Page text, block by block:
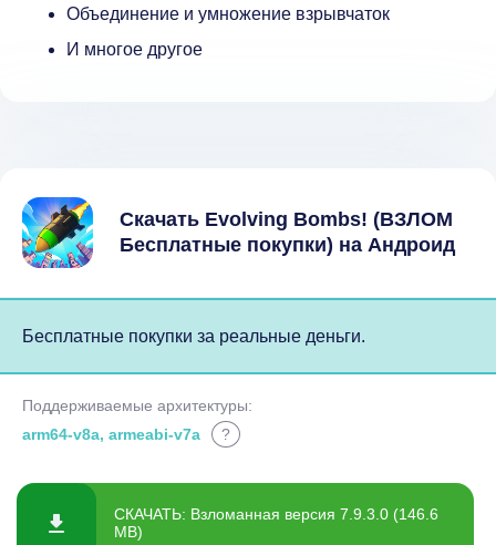
Объединение и умножение взрывчаток
И многое другое
Скачать Evolving Bombs! (ВЗЛОМ
Бесплатные покупки) на Андроид
Бесплатные покупки за реальные деньги.
Поддерживаемые архитектуры:
arm64-v8a, armeabi-v7a
?
СКАЧАТЬ: Взломанная версия 7.9.3.0 (146.6
MB)